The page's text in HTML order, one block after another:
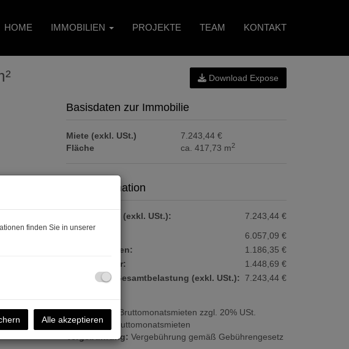
HOME IMMOBILIEN PROJEKTE TEAM KONTAKT
Download Expose
Basisdaten zur Immobilie
Miete (exkl. USt.)
7.243,44 €
Fläche
ca. 417,73 m2
Preisinformation
Gesamtmiete (exkl. USt.):
7.243,44 €
6.057,09 €
Betriebskosten:
1.186,35 €
Umsatzsteuer:
1.448,69 €
monatliche Gesamtbelastung (exkl. USt.): 7.243,44 €
Provision:
3 Bruttomonatsmieten zzgl. 20% USt.
Kaution:
6 Bruttomonatsmieten
Vergebührung: Vergebührung gemäß Gebührengesetz
finden Sie in unserer
Alle akzeptieren